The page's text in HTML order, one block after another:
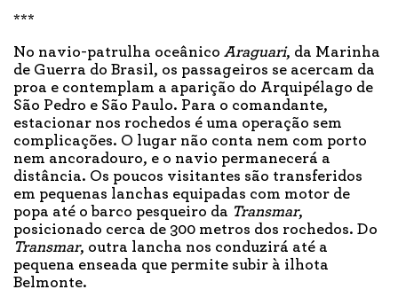
***
No navio-patrulha oceânico Araguari, da Marinha
de Guerra do Brasil, os passageiros se acercam da
proa e contemplam a aparição do Arquipélago de
São Pedro e São Paulo. Para o comandante,
estacionar nos rochedos é uma operação sem
complicações. O lugar não conta nem com porto
nem ancoradouro, e o navio permanecerá a
distância. Os poucos visitantes são transferidos
em pequenas lanchas equipadas com motor de
popa até o barco pesqueiro da Transmar,
posicionado cerca de 300 metros dos rochedos. Do
Transmar, outra lancha nos conduzirá até a
pequena enseada que permite subir à ilhota
Belmonte.